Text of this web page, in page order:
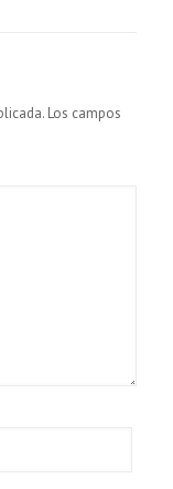
Los campos